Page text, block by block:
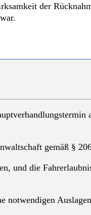
der
gemäß §
und die
notwendigen